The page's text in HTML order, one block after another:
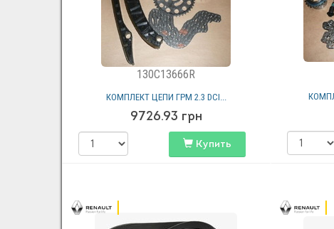
130C13666R
КОМПЛЕКТ ЦЕПИ ГРМ 2.3 DCI...
9726.93 грн
Купить